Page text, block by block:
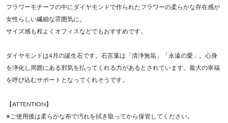
フラワーモチーフの中にダイヤモンドで作られたフラワーの柔らかな存在感が
女性らしい繊細な雰囲気に。
サイズ感も程よくオフィスなどでもおすすめです。
ダイヤモンドは4月の誕生石です。石言葉は「清浄無垢」「永遠の愛」。心身
を浄化し周囲にある邪気を払ってくれる力があるとされています。最大の幸福
を呼び込むサポートとなってくれそうです。
【ATTENTION】
※ご使用後は柔らかな布で汚れを拭き取ってから保管してください。